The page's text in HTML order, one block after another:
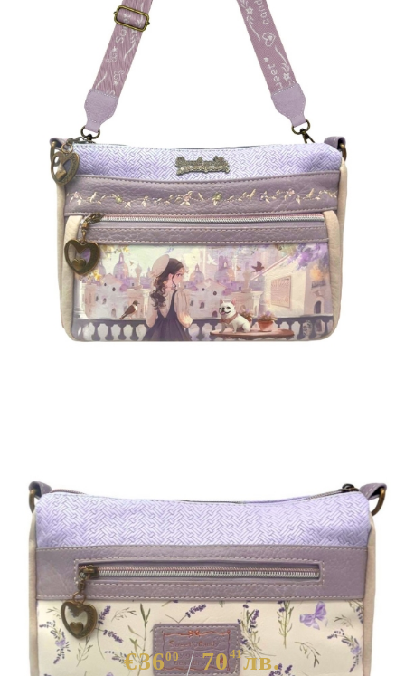
Дамска чанта за през рамо- Sweet
& Candy Purple 11837
€3600 7041лв.